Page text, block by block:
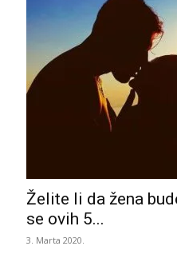
Želite li da žena
se ovih 5...
3. Marta 2020.